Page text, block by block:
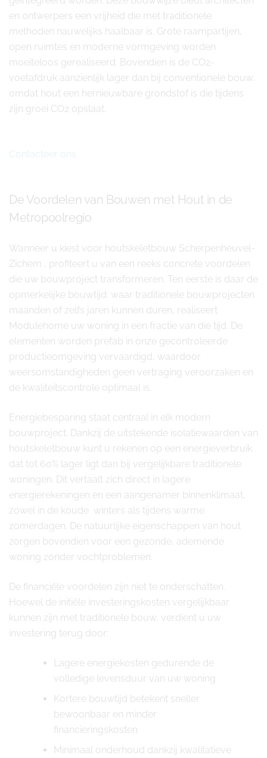
en ontwerpers een vrijheid die met traditionele
methoden nauwelijks haalbaar is. Grote raampartijen,
open ruimtes en moderne vormgeving worden
moeiteloos gerealiseerd. Bovendien is de CO2-
voetafdruk aanzienlijk lager dan bij conventionele bouw,
omdat hout een hernieuwbare grondstof is die tijdens
zijn groei CO2 opslaat.
Contacteer ons
De Voordelen van Bouwen met Hout in de
Metropoolregio
Wanneer u kiest voor houtskeletbouw Scherpenheuvel-
Zichem , profiteert u van een reeks concrete voordelen
die uw bouwproject transformeren. Ten eerste is daar de
opmerkelijke bouwtijd: waar traditionele bouwprojecten
maanden of zelfs jaren kunnen duren, realiseert
Modulehome uw woning in een fractie van die tijd. De
elementen worden prefab in onze gecontroleerde
productieomgeving vervaardigd, waardoor
weersomstandigheden geen vertraging veroorzaken en
de kwaliteitscontrole optimaal is.
Energiebesparing staat centraal in elk modern
bouwproject. Dankzij de uitstekende isolatiewaarden van
houtskeletbouw kunt u rekenen op een energieverbruik
dat tot 60% lager ligt dan bij vergelijkbare traditionele
woningen. Dit vertaalt zich direct in lagere
energierekeningen en een aangenamer binnenklimaat,
zowel in de koude winters als tijdens warme
zomerdagen. De natuurlijke eigenschappen van hout
zorgen bovendien voor een gezonde, ademende
woning zonder vochtproblemen.
De financiële voordelen zijn niet te onderschatten.
Hoewel de initiële investeringskosten vergelijkbaar
kunnen zijn met traditionele bouw, verdient u uw
investering terug door:
Lagere energiekosten gedurende de
volledige levensduur van uw woning
Kortere bouwtijd betekent sneller
bewoonbaar en minder
financieringskosten
Minimaal onderhoud dankzij kwalitatieve